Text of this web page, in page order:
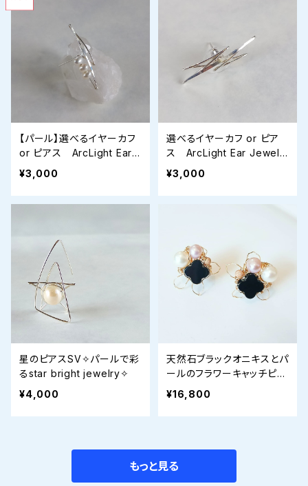
【パール】選べるイヤーカフ
or ピアス ArcLight Ear J
ewelry
¥3,000
選べるイヤーカフ or ピア
ス ArcLight Ear Jewelr
y
¥3,000
星のピアスSV✧パールで彩
るstar bright jewelry✧
¥4,000
天然石ブラックオニキスとパ
ールのフラワーキャッチピア
ス
¥16,800
もっと見る